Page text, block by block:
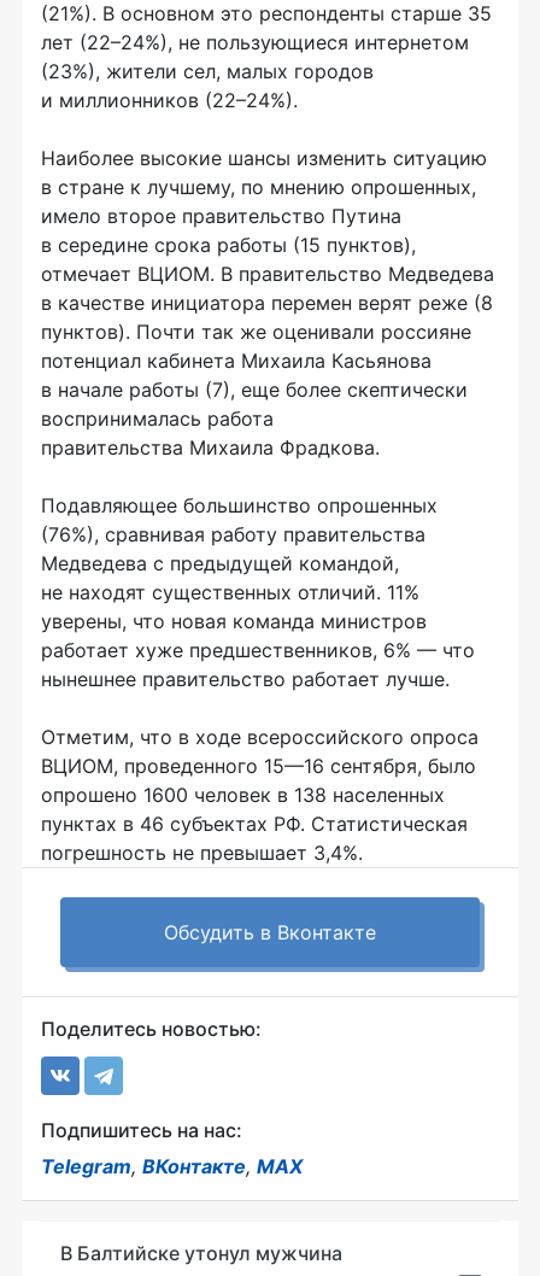
(21%). В основном это респонденты старше 35
лет (22–24%), не пользующиеся интернетом
(23%), жители сел, малых городов
и миллионников (22–24%).
Наиболее высокие шансы изменить ситуацию
в стране к лучшему, по мнению опрошенных,
имело второе правительство Путина
в середине срока работы (15 пунктов),
отмечает ВЦИОМ. В правительство Медведева
в качестве инициатора перемен верят реже (8
пунктов). Почти так же оценивали россияне
потенциал кабинета Михаила Касьянова
в начале работы (7), еще более скептически
воспринималась работа
правительства Михаила Фрадкова.
Подавляющее большинство опрошенных
(76%), сравнивая работу правительства
Медведева с предыдущей командой,
не находят существенных отличий. 11%
уверены, что новая команда министров
работает хуже предшественников, 6% — что
нынешнее правительство работает лучше.
Отметим, что в ходе всероссийского опроса
ВЦИОМ, проведенного 15—16 сентября, было
опрошено 1600 человек в 138 населенных
пунктах в 46 субъектах РФ. Статистическая
погрешность не превышает 3,4%.
Обсудить в Вконтакте
Поделитесь новостью:
Подпишитесь на нас:
Telegram, ВКонтакте, MAX
В Балтийске утонул мужчина